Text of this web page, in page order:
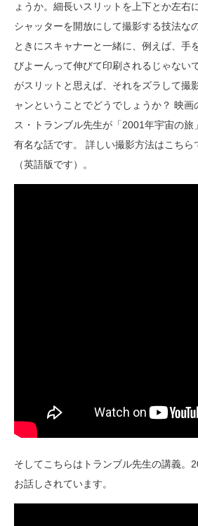
ょうか。細長いスリットを上下とか左右
シャッターを開放にして撮影する技法な
ときにスキャナーと一緒に、例えば、手
びよーんって伸びて印刷されるじゃない
がスリットと思えば、それをズラして撮
ャンということでどうでしょうか？ 映画
ス・トランブル先生が「2001年宇宙の旅
有名な話です。 詳しい撮影方法はこちら
（英語版です）。
そしてこちらはトランブル先生の講義。
お話しされています。